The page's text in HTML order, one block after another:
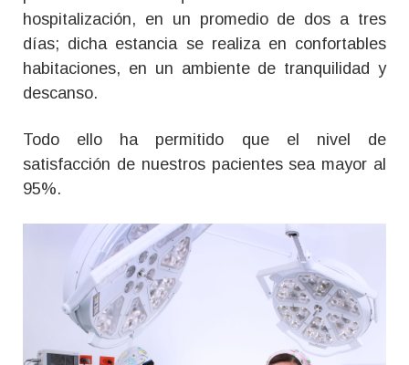
hospitalización, en un promedio de dos a tres
días; dicha estancia se realiza en confortables
habitaciones, en un ambiente de tranquilidad y
descanso.
Todo ello ha permitido que el nivel de
satisfacción de nuestros pacientes sea mayor al
95%.